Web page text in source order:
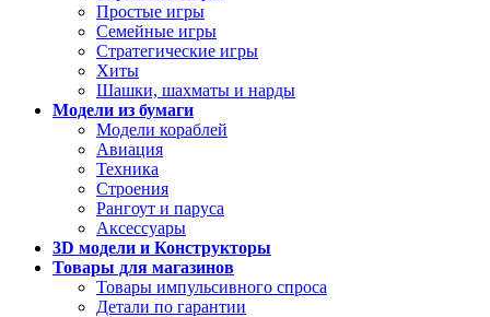
Простые игры
Семейные игры
Стратегические игры
Хиты
Шашки, шахматы и нарды
Модели из бумаги
Модели кораблей
Авиация
Техника
Строения
Рангоут и паруса
Аксессуары
3D модели и Конструкторы
Товары для магазинов
Товары импульсивного спроса
Детали по гарантии